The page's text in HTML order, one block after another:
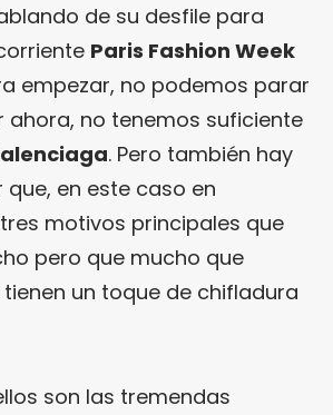
de su desfile para
Paris Fashion Week
empezar, no podemos parar
ahora, no tenemos suficiente
. Pero también hay
en este caso en
motivos principales que
pero que mucho que
un toque de chifladura
son las tremendas